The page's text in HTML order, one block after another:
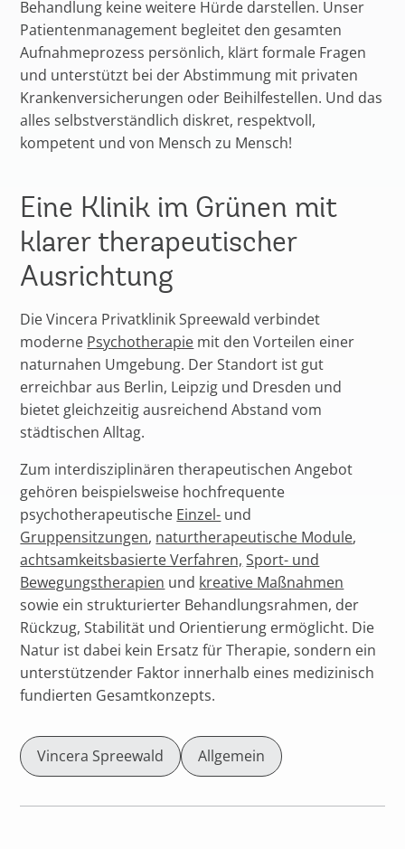
Behandlung keine weitere Hürde darstellen. Unser
Patientenmanagement begleitet den gesamten
Aufnahmeprozess persönlich, klärt formale Fragen
und unterstützt bei der Abstimmung mit privaten
Krankenversicherungen oder Beihilfestellen. Und das
alles selbstverständlich diskret, respektvoll,
kompetent und von Mensch zu Mensch!
Eine Klinik im Grünen mit
klarer therapeutischer
Ausrichtung
Die Vincera Privatklinik Spreewald verbindet
moderne Psychotherapie mit den Vorteilen einer
naturnahen Umgebung. Der Standort ist gut
erreichbar aus Berlin, Leipzig und Dresden und
bietet gleichzeitig ausreichend Abstand vom
städtischen Alltag.
Zum interdisziplinären therapeutischen Angebot
gehören beispielsweise hochfrequente
psychotherapeutische Einzel- und
Gruppensitzungen, naturtherapeutische Module,
achtsamkeitsbasierte Verfahren, Sport- und
Bewegungstherapien und kreative Maßnahmen
sowie ein strukturierter Behandlungsrahmen, der
Rückzug, Stabilität und Orientierung ermöglicht. Die
Natur ist dabei kein Ersatz für Therapie, sondern ein
unterstützender Faktor innerhalb eines medizinisch
fundierten Gesamtkonzepts.
Vincera Spreewald Allgemein